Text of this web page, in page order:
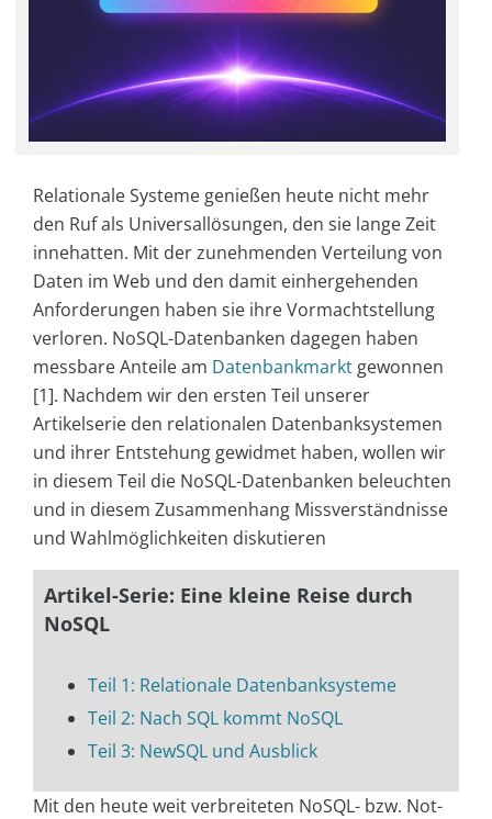
Relationale Systeme genießen heute nicht mehr
den Ruf als Universallösungen, den sie lange Zeit
innehatten. Mit der zunehmenden Verteilung von
Daten im Web und den damit einhergehenden
Anforderungen haben sie ihre Vormachtstellung
verloren. NoSQL-Datenbanken dagegen haben
messbare Anteile am Datenbankmarkt gewonnen
[1]. Nachdem wir den ersten Teil unserer
Artikelserie den relationalen Datenbanksystemen
und ihrer Entstehung gewidmet haben, wollen wir
in diesem Teil die NoSQL-Datenbanken beleuchten
und in diesem Zusammenhang Missverständnisse
und Wahlmöglichkeiten diskutieren
Artikel-Serie: Eine kleine Reise durch
NoSQL
Teil 1: Relationale Datenbanksysteme
Teil 2: Nach SQL kommt NoSQL
Teil 3: NewSQL und Ausblick
Mit den heute weit verbreiteten NoSQL- bzw. Not-